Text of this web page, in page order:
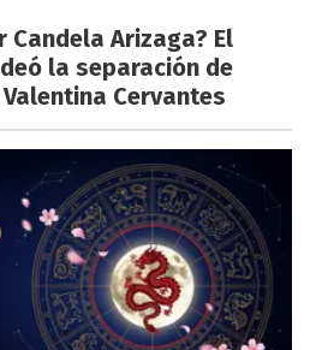
Candela Arizaga? El
la separación de
Cervantes